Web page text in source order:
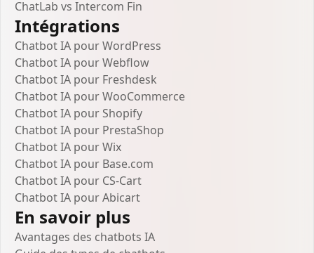
ChatLab vs Intercom Fin
Intégrations
Chatbot IA pour WordPress
Chatbot IA pour Webflow
Chatbot IA pour Freshdesk
Chatbot IA pour WooCommerce
Chatbot IA pour Shopify
Chatbot IA pour PrestaShop
Chatbot IA pour Wix
Chatbot IA pour Base.com
Chatbot IA pour CS-Cart
Chatbot IA pour Abicart
En savoir plus
Avantages des chatbots IA